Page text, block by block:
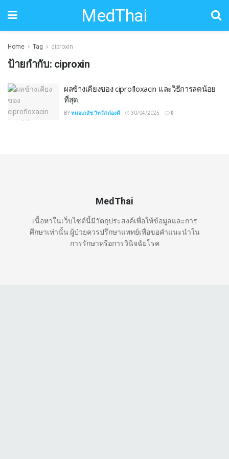
MedThai
Home Tag ciproxin
ป้ายกำกับ: ciproxin
ผลข้างเคียงของ ciprofloxacin และวิธีการลดน้อย
ที่สุด
BYหมอเภสัช วิทวัส ก๋องดี 30/04/2025 0
MedThai
เนื้อหาในเว็บไซต์นี้มีวัตถุประสงค์เพื่อให้ข้อมูลและการ
ศึกษาเท่านั้น ผู้ป่วยควรปรึกษาแพทย์เพื่อขอคำแนะนำใน
การรักษาหรือการวินิจฉัยโรค